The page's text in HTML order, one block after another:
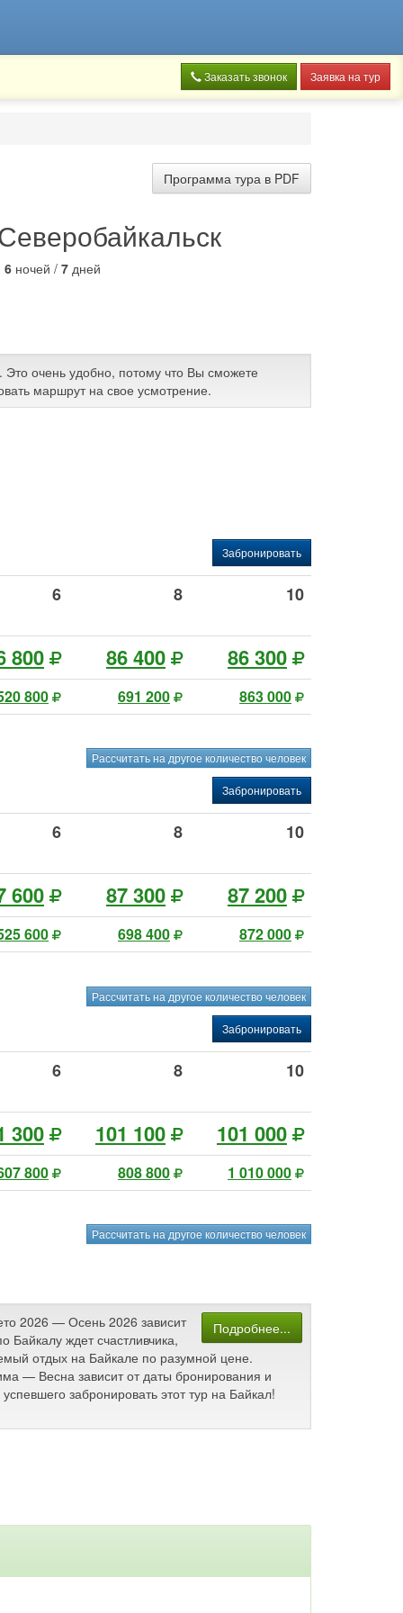
Заказать звонок Заявка на тур
Программа тура в PDF
6 ночей /7 дней
очень удобно, потому что Вы сможете
маршрут на свое усмотрение.
Забронировать
6 8 10
800 86 400 86 300
800 691 200 863 000
Рассчитать на другое количество человек
Забронировать
6 8 10
600 87 300 87 200
600 698 400 872 000
Рассчитать на другое количество человек
Забронировать
6 8 10
300 101 100 101 000
800 808 800 1 010 000
Рассчитать на другое количество человек
Подробнее...
2026 — Осень 2026 зависит
Байкалу ждет счастливчика,
отдых на Байкале по разумной цене.
— Весна зависит от даты бронирования и
забронировать этот тур на Байкал!